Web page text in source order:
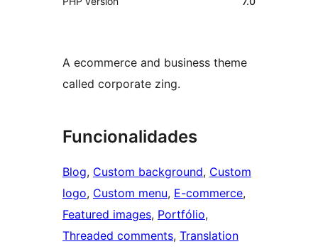
A ecommerce and business theme
called corporate zing.
Funcionalidades
Blog, Custom background, Custom
logo, Custom menu, E-commerce
Featured images, Portfólio
Threaded comments, Translation